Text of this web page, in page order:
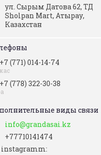
ул. Сырым Датова 62, ТД
Sholpan Mart, Атырау,
Казахстан
+7 (771) 014-14-74
+7 (778) 322-30-38
info@grandasai.kz
+77710141474
instagramm